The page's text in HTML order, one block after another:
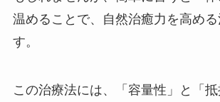
温めることで、自然治癒力を高め
す。
この治療法には、「容量性」と「